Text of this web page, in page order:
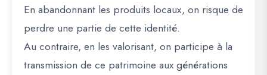
En abandonnant les produits locaux, on risque de
perdre une partie de cette identité.
Au contraire, en les valorisant, on participe à la
transmission de ce patrimoine aux générations